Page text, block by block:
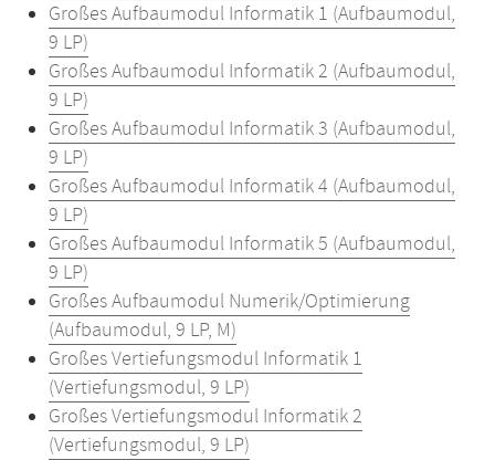
Großes Aufbaumodul Informatik 1 (Aufbaumodul,
9 LP)
Großes Aufbaumodul Informatik 2 (Aufbaumodul,
9 LP)
Großes Aufbaumodul Informatik 3 (Aufbaumodul,
9 LP)
Großes Aufbaumodul Informatik 4 (Aufbaumodul,
9 LP)
Großes Aufbaumodul Informatik 5 (Aufbaumodul,
9 LP)
Großes Aufbaumodul Numerik/Optimierung
(Aufbaumodul, 9 LP, M)
Großes Vertiefungsmodul Informatik 1
(Vertiefungsmodul, 9 LP)
Großes Vertiefungsmodul Informatik 2
(Vertiefungsmodul, 9 LP)